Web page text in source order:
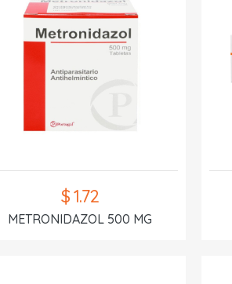
$ 1.72
METRONIDAZOL 500 MG